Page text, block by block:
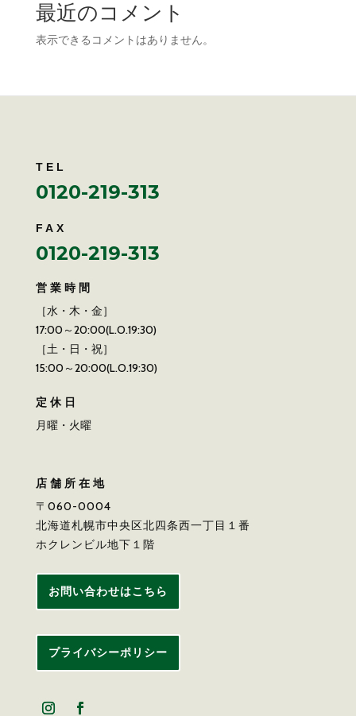
最近のコメント
表示できるコメントはありません。
TEL
0120-219-313
FAX
0120-219-313
営業時間
［水・木・金］
17:00～20:00(L.O.19:30)
［土・日・祝］
15:00～20:00(L.O.19:30)
定休日
月曜・火曜
店舗所在地
〒060-0004
北海道札幌市中央区北四条西一丁目１番
ホクレンビル地下１階
お問い合わせはこちら
プライバシーポリシー